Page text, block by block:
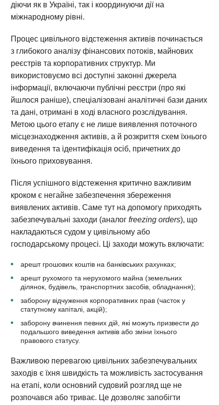
діючи як в Україні, так і координуючи дії на
міжнародному рівні.
Процес цивільного відстеження активів починається
з глибокого аналізу фінансових потоків, майнових
реєстрів та корпоративних структур. Ми
використовуємо всі доступні законні джерела
інформації, включаючи публічні реєстри (про які
йшлося раніше), спеціалізовані аналітичні бази даних
та дані, отримані в ході власного розслідування.
Метою цього етапу є не лише виявлення поточного
місцезнаходження активів, а й розкриття схем їхнього
виведення та ідентифікація осіб, причетних до
їхнього приховування.
Після успішного відстеження критично важливим
кроком є негайне забезпечення збереження
виявлених активів. Саме тут на допомогу приходять
забезпечувальні заходи (аналогfreezing orders), що
накладаються судом у цивільному або
господарському процесі. Ці заходи можуть включати:
арешт грошових коштів на банківських рахунках;
арешт рухомого та нерухомого майна (земельних
ділянок, будівель, транспортних засобів, обладнання);
заборону відчуження корпоративних прав (часток у
статутному капіталі, акцій);
заборону вчинення певних дій, які можуть призвести до
подальшого виведення активів або зміни їхнього
правового статусу.
Важливою перевагою цивільних забезпечувальних
заходів є їхня швидкість та можливість застосування
на етапі, коли основний судовий розгляд ще не
розпочався або триває. Це дозволяє запобігти